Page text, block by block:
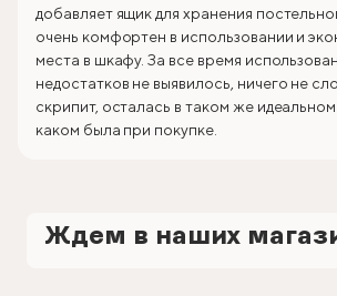
добавляет ящик для хранения
очень комфортен в использовании и
места в шкафу. За все время
недостатков не выявилось, ничего не
скрипит, осталась в таком же
каком была при покупке.
Ждем в наших